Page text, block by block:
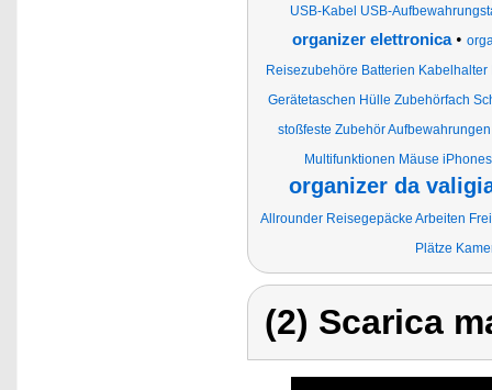
USB-Kabel USB-
organizer elettronica•
Reisezubehöre Batterien
Gerätetaschen Hülle Zubehörfach
stoßfeste Zubehör
Multifunktionen Mäuse
organizer da
Allrounder Reisegepäcke Arbeiten
Plätze
(2) Scarica